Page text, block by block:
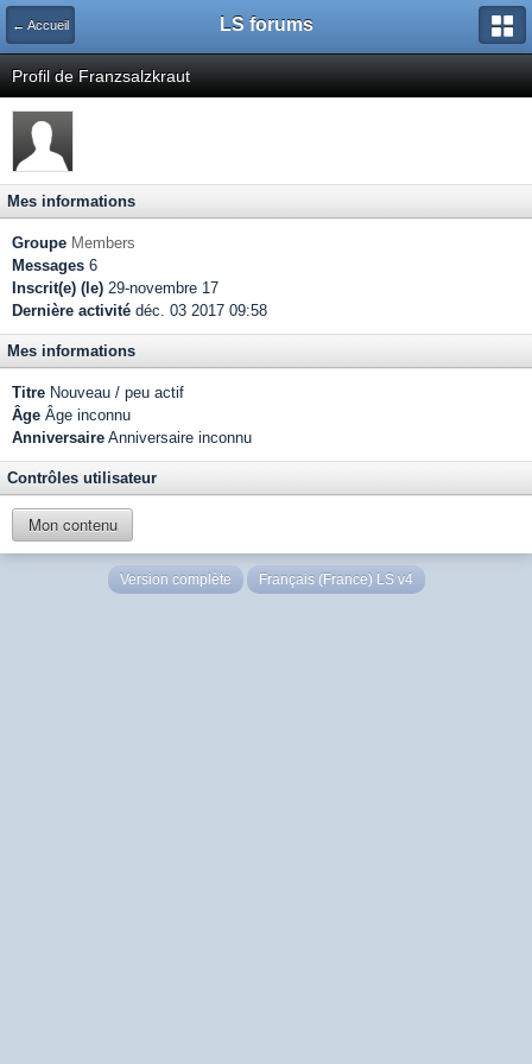
← Accueil LS forums
Profil de Franzsalzkraut
Mes informations
Groupe Members
Messages 6
Inscrit(e) (le) 29-novembre 17
Dernière activité déc. 03 2017 09:58
Mes informations
Titre Nouveau / peu actif
Âge Âge inconnu
Anniversaire Anniversaire inconnu
Contrôles utilisateur
Mon contenu
Version complète Français (France) LS v4